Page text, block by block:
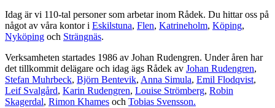
Idag är vi 110-tal personer som arbetar inom Rådek. Du hittar oss på
något av våra kontor i Eskilstuna, Flen, Katrineholm, Köping,
Nyköping och Strängnäs.
Verksamheten startades 1986 av Johan Rudengren. Under åren har
det tillkommit delägare och idag ägs Rådek av Johan Rudengren,
Stefan Muhrbeck, Björn Bentevik, Anna Simula, Emil Flodqvist,
Leif Svalgård, Karin Rudengren, Louise Strömberg, Robin
Skagerdal, Rimon Khames och Tobias Svensson.